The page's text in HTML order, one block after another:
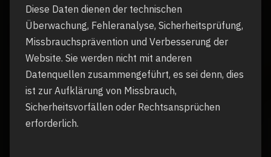
Diese Daten dienen der technischen
Überwachung, Fehleranalyse, Sicherheitsprüfung,
Missbrauchsprävention und Verbesserung der
Website. Sie werden nicht mit anderen
Datenquellen zusammengeführt, es sei denn, dies
ist zur Aufklärung von Missbrauch,
Sicherheitsvorfällen oder Rechtsansprüchen
erforderlich.